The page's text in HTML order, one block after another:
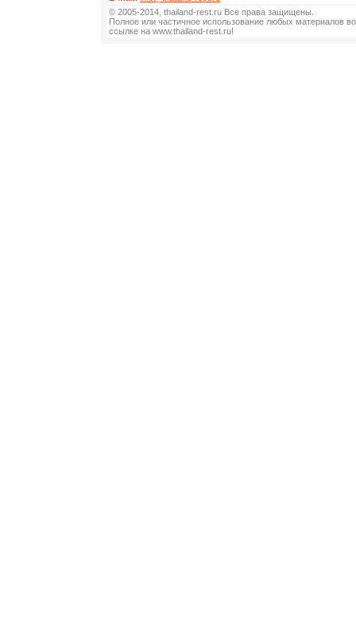
© 2005-2014, thailand-rest.ru Все права защищены.
Полное или частичное использование любых материалов
ссылке на www.thailand-rest.ru!